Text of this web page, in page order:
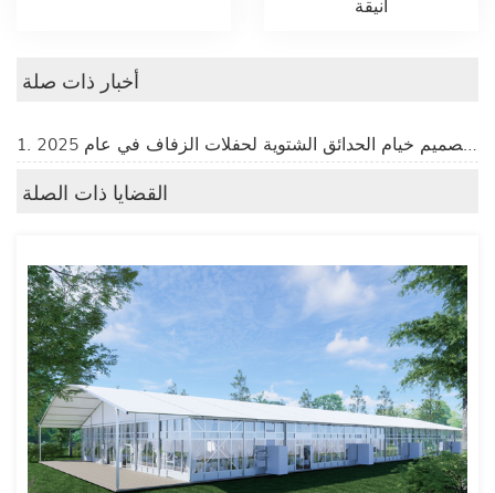
أخبار ذات صلة
1. أفضل 10 أفكار لتصميم خيام الحدائق الشتوية لحفلات الزفاف في عام 2025
القضايا ذات الصلة